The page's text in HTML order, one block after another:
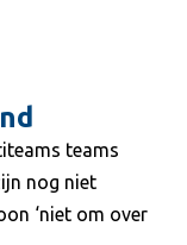
teams
nog niet
‘niet om over